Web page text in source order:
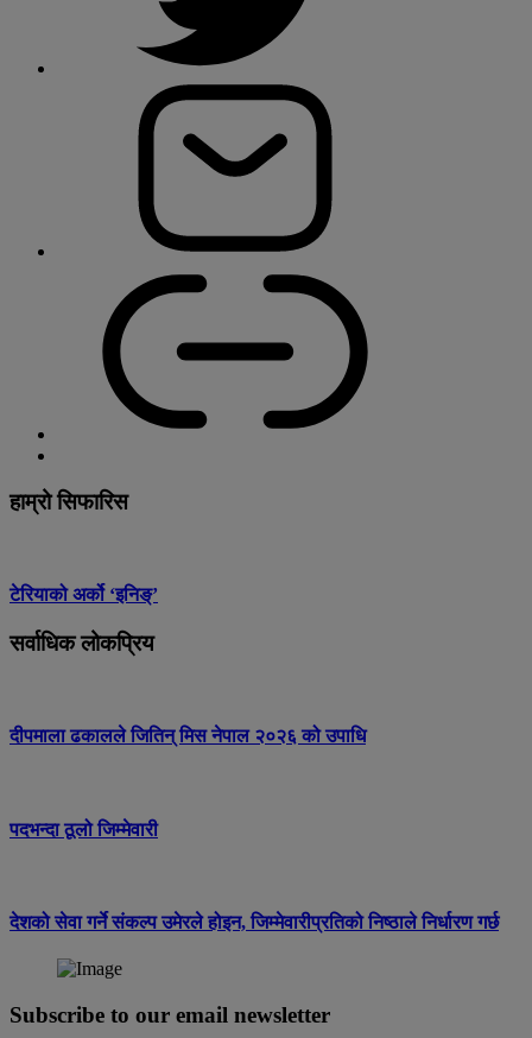
हाम्रो सिफारिस
टेरियाको अर्को ‘इनिङ्’
सर्वाधिक लोकप्रिय
दीपमाला ढकालले जितिन् मिस नेपाल २०२६ को उपाधि
पदभन्दा ठूलो जिम्मेवारी
देशको सेवा गर्ने संकल्प उमेरले होइन, जिम्मेवारीप्रतिको निष्ठाले निर्धारण गर्छ
Subscribe to our email newsletter